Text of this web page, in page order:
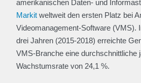
amerikanischen Daten- und
Markit weltweit den ersten Platz bei
Videomanagement-Software (VMS).
drei Jahren (2015-2018) erreichte
VMS-Branche eine durchschnittliche
Wachstumsrate von 24,1 %.